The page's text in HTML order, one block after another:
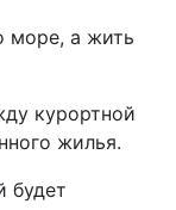
море, а жить
курортной
жилья.
будет